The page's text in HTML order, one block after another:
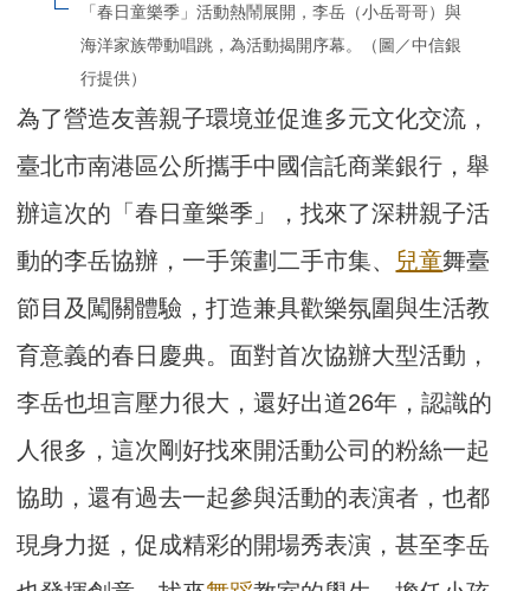
「春日童樂季」活動熱鬧展開，李岳（小岳哥哥）與
海洋家族帶動唱跳，為活動揭開序幕。（圖／中信銀
行提供）
為了營造友善親子環境並促進多元文化交流，
臺北市南港區公所攜手中國信託商業銀行，舉
辦這次的「春日童樂季」，找來了深耕親子活
動的李岳協辦，一手策劃二手市集、 兒童舞臺
節目及闖關體驗，打造兼具歡樂氛圍與生活教
育意義的春日慶典。面對首次協辦大型活動，
李岳也坦言壓力很大，還好出道26年，認識的
人很多，這次剛好找來開活動公司的粉絲一起
協助，還有過去一起參與活動的表演者，也都
現身力挺，促成精彩的開場秀表演，甚至李岳